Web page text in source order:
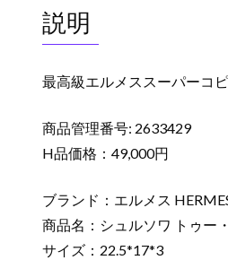
説明
最高級エルメススーパーコ
商品管理番号: 2633429
H品価格：49,000円
ブランド：エルメス
商品名：シュルソワ トゥー
サイズ：22.5*17*3